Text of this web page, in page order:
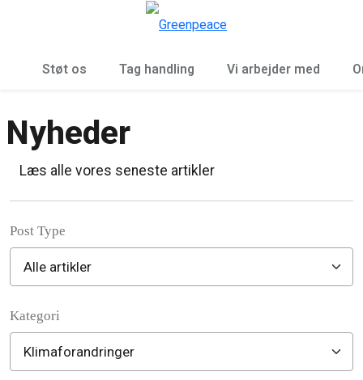
Støt os Tag handling Vi arbejder med
Nyheder
Læs alle vores seneste artikler
Post Type
Kategori